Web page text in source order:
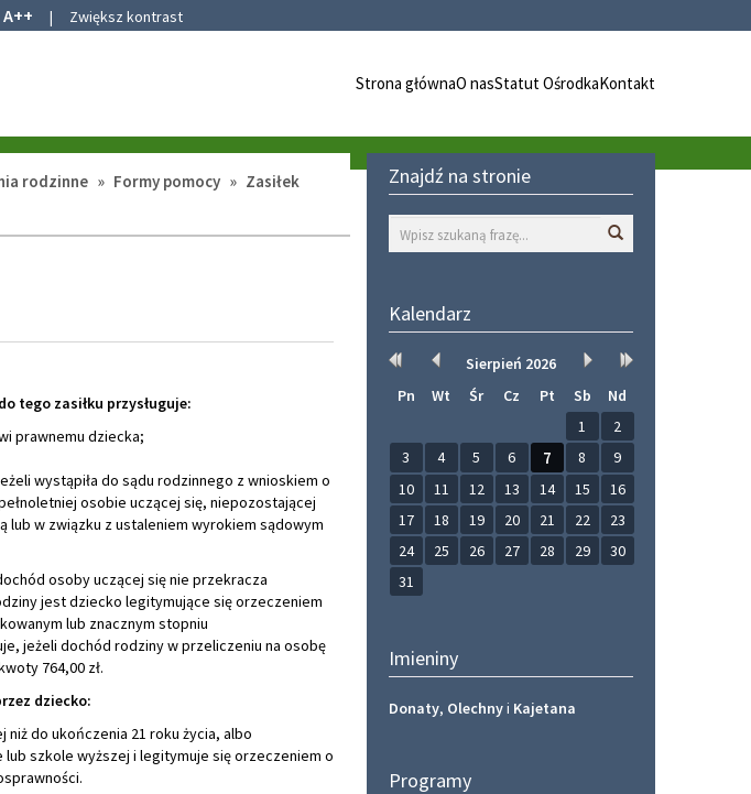
A++ | Zwiększ kontrast
Strona głównaO nasStatut OśrodkaKontakt
rodzinne » Formy pomocy » Zasiłek
tego zasiłku przysługuje:
prawnemu dziecka;
wystąpiła do sądu rodzinnego z wnioskiem o
osobie uczącej się, niepozostającej
lub w związku z ustaleniem wyrokiem sądowym
osoby uczącej się nie przekracza
jest dziecko legitymujące się orzeczeniem
lub znacznym stopniu
jeżeli dochód rodziny w przeliczeniu na osobę
764,00 zł.
dziecko:
niż do ukończenia 21 roku życia, albo
lub szkole wyższej i legitymuje się orzeczeniem o
Znajdź na stronie
Kalendarz
Rok
Miesiąc
wcześniej
Sierpień 2026
Miesiąc
Rok
Pn Wt Śr Cz Pt Sb
Nd
1
2
3
4 5 6 7 8
9
10
11 12 13 14 15
16
17
18 19 20 21 22
23
24
25 26 27 28 29
30
31
Imieniny
Donaty, Olechnyi Kajetana
Programy